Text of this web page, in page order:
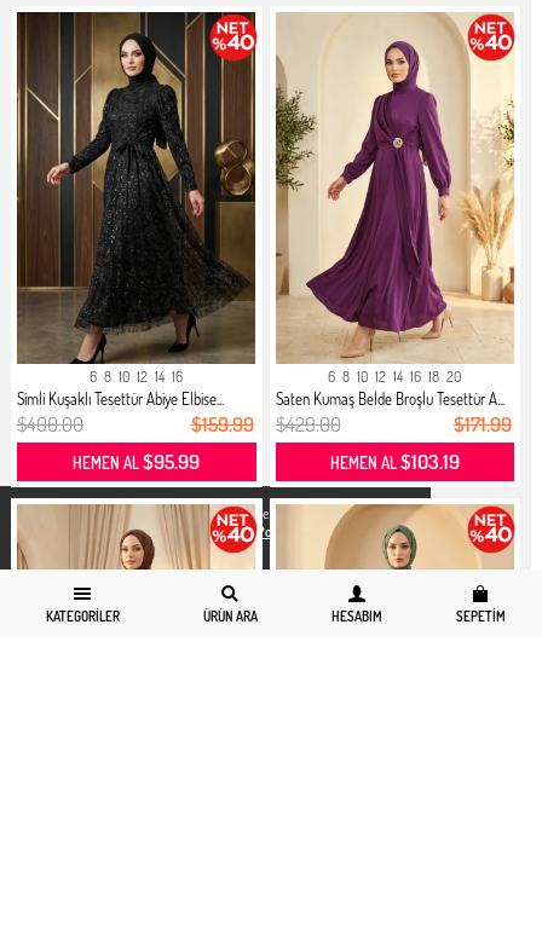
X
Daha iyi bir alisveris deneyimi icin yasal düzenlemelere uygun çerezler
kullanıyoruz. Detaylı bilgiye
Gizlilik ve Çerez Politikası
sayfamızdan
erişebilirsiniz.
KATEGORILER ÜRÜN ARA HESABIM SEPETIM
6 8 10 12 14 16
Simli Kuşaklı Tesettür Abiye Elbise...
$400.00 $159.99
HEMEN AL$95.99
6 8 10 12 14 16 18 20
Saten Kumaş Belde Broşlu Tesettür A...
$429.00 $171.99
HEMEN AL$103.19